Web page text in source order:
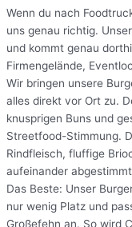
Wenn du nach
uns genau richtig.
und kommt genau
Firmengelände,
Wir bringen unsere
alles direkt vor Ort zu.
knusprigen Buns und
Streetfood-Stimmung.
Rindfleisch, fluffige
aufeinander
Das Beste: Unser
nur wenig Platz und
Großefehn an. So wird